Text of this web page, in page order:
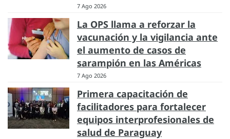
7 Ago 2026
La OPS llama a reforzar la
vacunación y la vigilancia ante
el aumento de casos de
sarampión en las Américas
7 Ago 2026
Primera capacitación de
facilitadores para fortalecer
equipos interprofesionales de
salud de Paraguay